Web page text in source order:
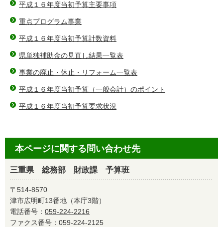
平成１６年度当初予算主要事項
重点プログラム事業
平成１６年度当初予算計数資料
県単独補助金の見直し結果一覧表
事業の廃止・休止・リフォーム一覧表
平成１６年度当初予算（一般会計）のポイント
平成１６年度当初予算要求状況
本ページに関する問い合わせ先
三重県 総務部 財政課 予算班
〒514-8570
津市広明町13番地（本庁3階）
電話番号： 059-224-2216
ファクス番号：059-224-2125